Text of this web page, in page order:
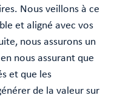
Nous veillons à ce
et aligné avec vos
nous assurons un
nous assurant que
et que les
de la valeur sur